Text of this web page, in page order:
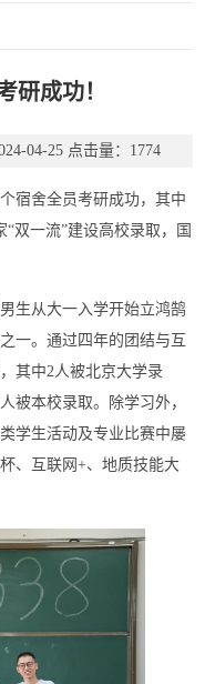
研成功！
04-25 点击量： 1774
宿舍全员考研成功，其中
双一流”建设高校录取，国
生从大一入学开始立鸿鹄
一。通过四年的团结与互
其中2人被北京大学录
被本校录取。除学习外，
学生活动及专业比赛中屡
、互联网+、地质技能大